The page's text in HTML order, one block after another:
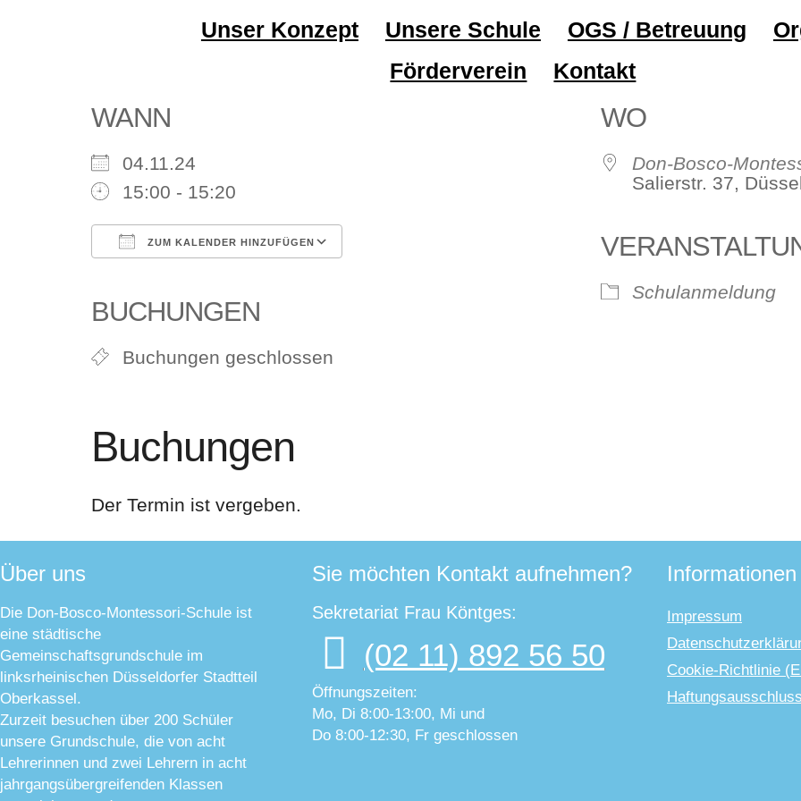
Unser Konzept Unsere Schule OGS / Betreuung
Förderverein
Kontakt
WANN
04.11.24
15:00 - 15:20
ZUM KALENDER HINZUFÜGEN
BUCHUNGEN
Buchungen geschlossen
WO
Don-Bosco-
Salierstr. 37,
Schulanmeldung
Buchungen
Der Termin ist vergeben.
Über uns
Die Don-Bosco-Montessori-Schule ist
eine städtische
Gemeinschaftsgrundschule im
linksrheinischen Düsseldorfer Stadtteil
Oberkassel.
Zurzeit besuchen über 200 Schüler
unsere Grundschule, die von acht
Lehrerinnen und zwei Lehrern in acht
jahrgangsübergreifenden Klassen
Sie möchten Kontakt aufnehmen?
Sekretariat Frau Köntges:
(02 11) 892 56 50
Öffnungszeiten:
Mo, Di 8:00-13:00, Mi und
Do 8:00-12:30, Fr geschlossen
Informationen
Impressum
Cookie-Richtlinie
Haftungsausschluss